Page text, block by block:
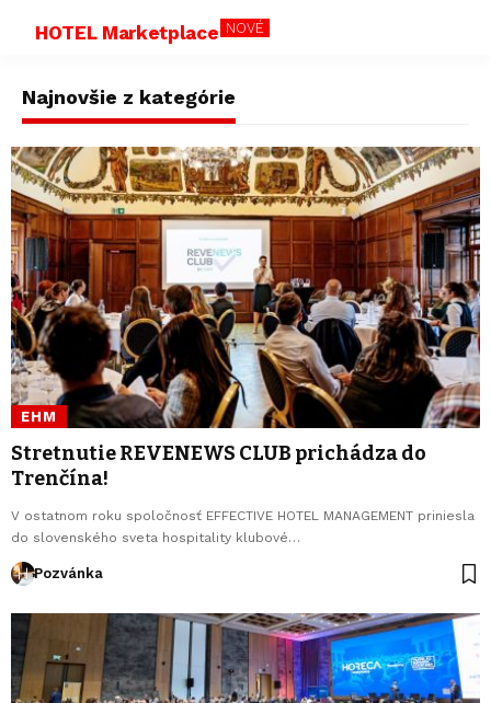
HOTEL Marketplace NOVÉ
Najnovšie z kategórie
EHM
Stretnutie REVENEWS CLUB prichádza do
Trenčína!
V ostatnom roku spoločnosť EFFECTIVE HOTEL MANAGEMENT priniesla
do slovenského sveta hospitality klubové…
Pozvánka